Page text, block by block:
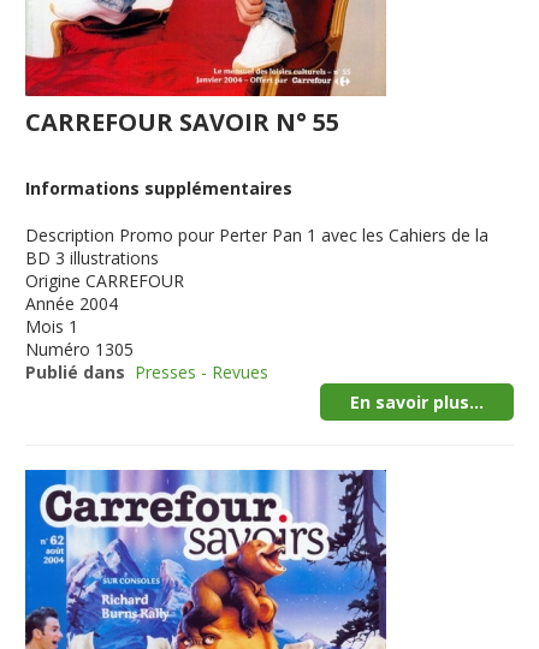
CARREFOUR SAVOIR N° 55
Informations supplémentaires
Description Promo pour Perter Pan 1 avec les Cahiers de la
BD 3 illustrations
Origine CARREFOUR
Année 2004
Mois 1
Numéro 1305
Publié dans Presses - Revues
En savoir plus...